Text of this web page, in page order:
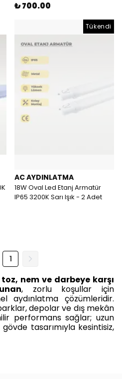
₺ 700.00
Tükendi
AC AYDINLATMA
18W Oval Led Etanj Armatür
IP65 3200K Sarı Işık - 2 Adet
1
toz, nem ve darbeye karşı
, zorlu koşullar için
aydınlatma çözümleridir.
depolar ve dış mekân
performans sağlar; uzun
tasarımıyla kesintisiz,